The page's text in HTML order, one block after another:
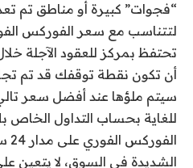
“فجوات” كبيرة أو مناطق تم
لتتناسب مع سعر الفوركس
تحتفظ بمركز للعقود الآجلة
أن تكون نقطة توقفك قد تم
سيتم ملؤها عند أفضل سعر
للغاية بحساب التداول
الشديدة في السوق، لا يتعين